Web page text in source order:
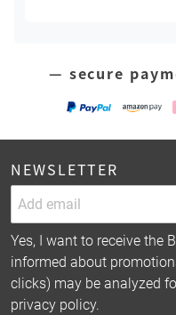
— secure
NEWSLETTER
Yes, I want to receive the
informed about
clicks) may be analyzed
privacy policy.